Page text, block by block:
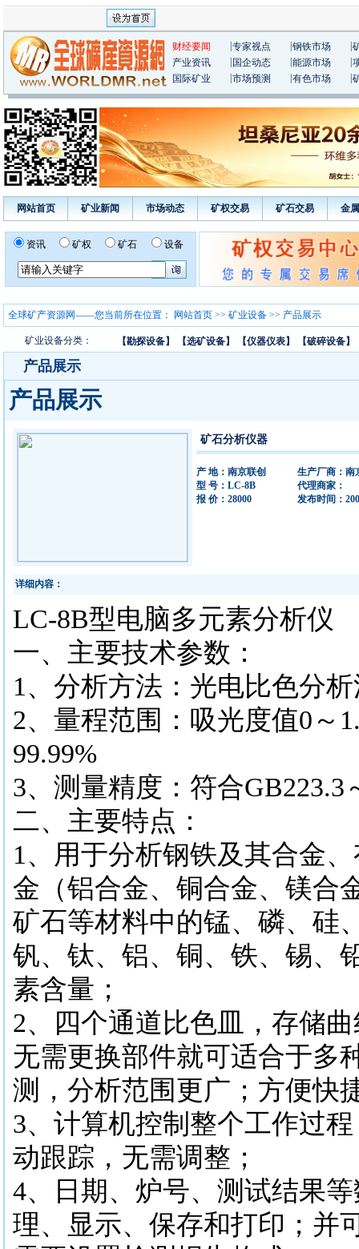
财经要闻 专家视点 钢铁市场
产业资讯
国企动态 能源市场
国际矿业
市场预测 有色市场
网站首页 矿业新闻 市场动态 矿权交易 矿石交易 金
资讯 矿权 矿石 设备
全球矿产资源网——您当前所在位置： 网站首页 >> 矿业设备 >> 产品展示
矿业设备分类： 【勘探设备】 【选矿设备】 【仪器仪表】 【破碎设备】
产品展示
产品展示
矿石分析仪器
产 地：南京联创
生产厂商：南
型 号：LC-8B
代理商家：
报 价：28000
发布时间：
详细内容：
LC-8B型电脑多元素分析仪
一、主要技术参数：
1、分析方法：光电比色分
2、量程范围：吸光度值0～
99.99%
3、测量精度：符合GB223.3
二、主要特点：
1、用于分析钢铁及其合金
金（铝合金、铜合金、镁合
矿石等材料中的锰、磷、硅
钒、钛、铝、铜、铁、锡、
素含量；
2、四个通道比色皿，存储
无需更换部件就可适合于多
测，分析范围更广；方便快
3、计算机控制整个工作过
动跟踪，无需调整；
4、日期、炉号、测试结果
理、显示、保存和打印；并